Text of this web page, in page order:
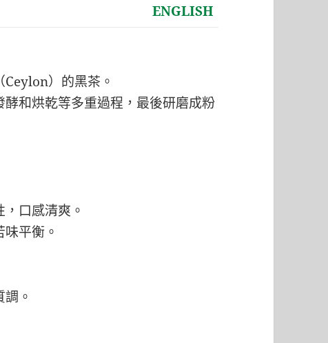
ENGLISH
）的黑茶。
和烘乾等多重過程，最後研磨成粉
口感清爽。
平衡。
。